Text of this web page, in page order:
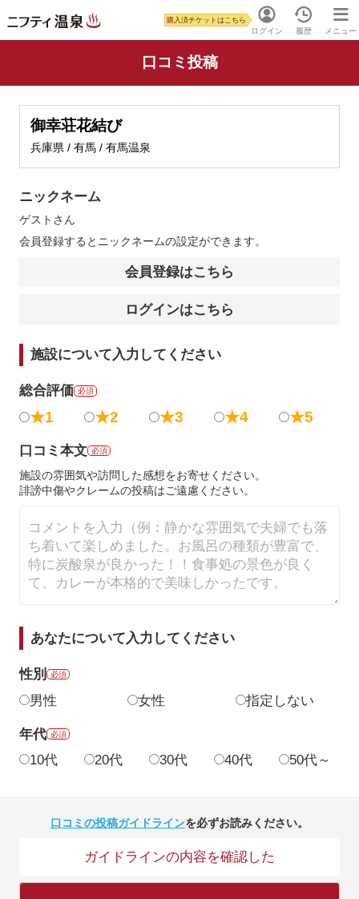
ログイン
購入済チケットはこちら
履歴 メニュー
口コミ投稿
御幸荘花結び
兵庫県 / 有馬 / 有馬温泉
ニックネーム
ゲスト さん
会員登録するとニックネームの設定ができます。
会員登録はこちら
ログインはこちら
施設について入力してください
総合評価 必須
★1 ★2 ★3 ★4 ★5
口コミ本文 必須
施設の雰囲気や訪問した感想をお寄せください。
誹謗中傷やクレームの投稿はご遠慮ください。
あなたについて入力してください
性別 必須
男性 女性 指定しない
年代 必須
10代 20代 30代 40代 50代～
口コミの投稿ガイドラインを必ずお読みください。
ガイドラインの内容を確認した